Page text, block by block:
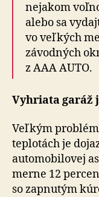
nejakom
alebo sa
vo veľkých
závodných
z AAA AUTO.
Vyhriata garáž
Veľkým
teplotách je
auto­mo­bi­lo­vej
merne 12
so zapnutým